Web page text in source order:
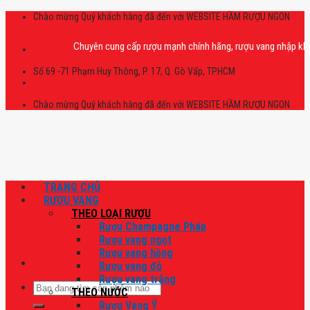
Skip
Chào mừng Quý khách hàng đã đến với WEBSITE HẦM RƯỢU NGON
Chuyên cung cấp rượu mạnh chính hãng, rượu vang nhập khẩu
Số 69 -71 Phạm Huy Thông, P. 17, Q. Gò Vấp, TPHCM
Chào mừng Quý khách hàng đã đến với WEBSITE HẦM RƯỢU NGON
Tìm
kiếm:
TRANG CHỦ
RƯỢU VANG
THEO LOẠI RƯỢU
Rượu Champagne Pháp
Rượu vang ngọt
Rượu vang hồng
Rượu vang đỏ
Rượu vang trắng
THEO NƯỚC
Rượu Vang Ý